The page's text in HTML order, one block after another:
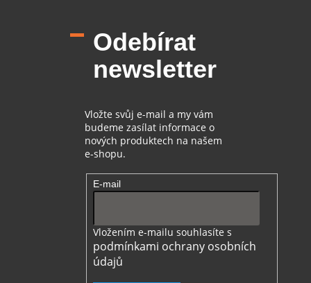
Odebírat
newsletter
Vložte svůj e-mail a my vám
budeme zasílat informace o
nových produktech na našem
e-shopu.
E-mail
Vložením e-mailu souhlasíte s
podmínkami ochrany osobních
údajů